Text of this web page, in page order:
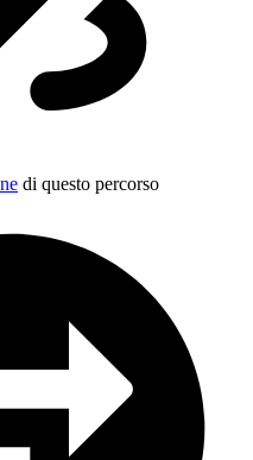
di questo percorso